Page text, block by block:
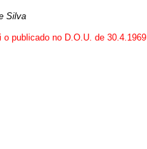
Silva
publicado no D.O.U. de 30.4.1969